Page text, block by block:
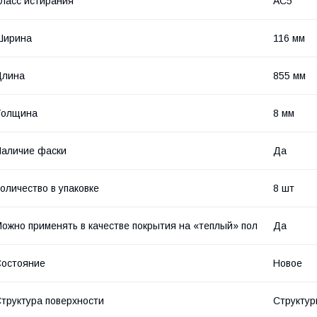
116 мм
855 мм
8 мм
фаски Да
в упаковке 8 шт
применять в качестве покрытия на «теплый» пол Да
Новое
поверхности